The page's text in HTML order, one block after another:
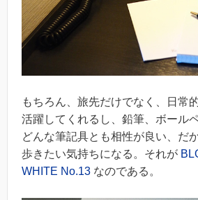
もちろん、旅先だけでなく、日常
活躍してくれるし、鉛筆、ボール
どんな筆記具とも相性が良い、だ
歩きたい気持ちになる。それが
WHITE No.13 なのである。